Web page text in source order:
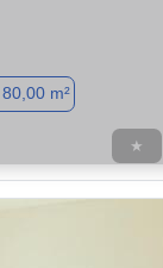
m²
★